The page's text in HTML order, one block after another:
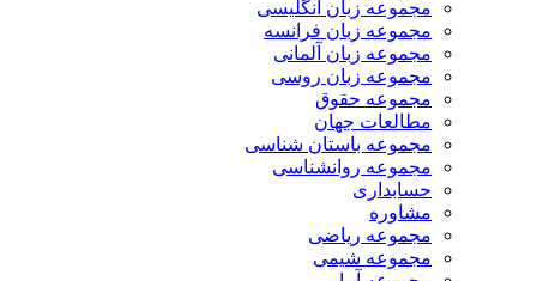
مجموعه زبان انگلیسی
مجموعه زبان فرانسه
مجموعه زبان آلمانی
مجموعه زبان روسی
مجموعه حقوق
مطالعات جهان
مجموعه باستان شناسی
مجموعه روانشناسی
حسابداری
مشاوره
مجموعه ریاضی
مجموعه شیمی